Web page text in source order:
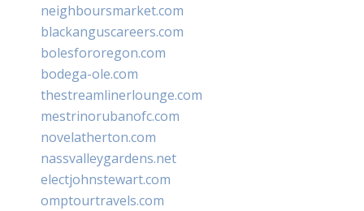
neighboursmarket.com
blackanguscareers.com
bolesfororegon.com
bodega-ole.com
thestreamlinerlounge.com
mestrinorubanofc.com
novelatherton.com
nassvalleygardens.net
electjohnstewart.com
omptourtravels.com